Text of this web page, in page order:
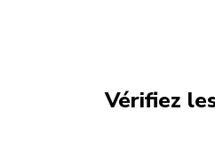
Vérifiez